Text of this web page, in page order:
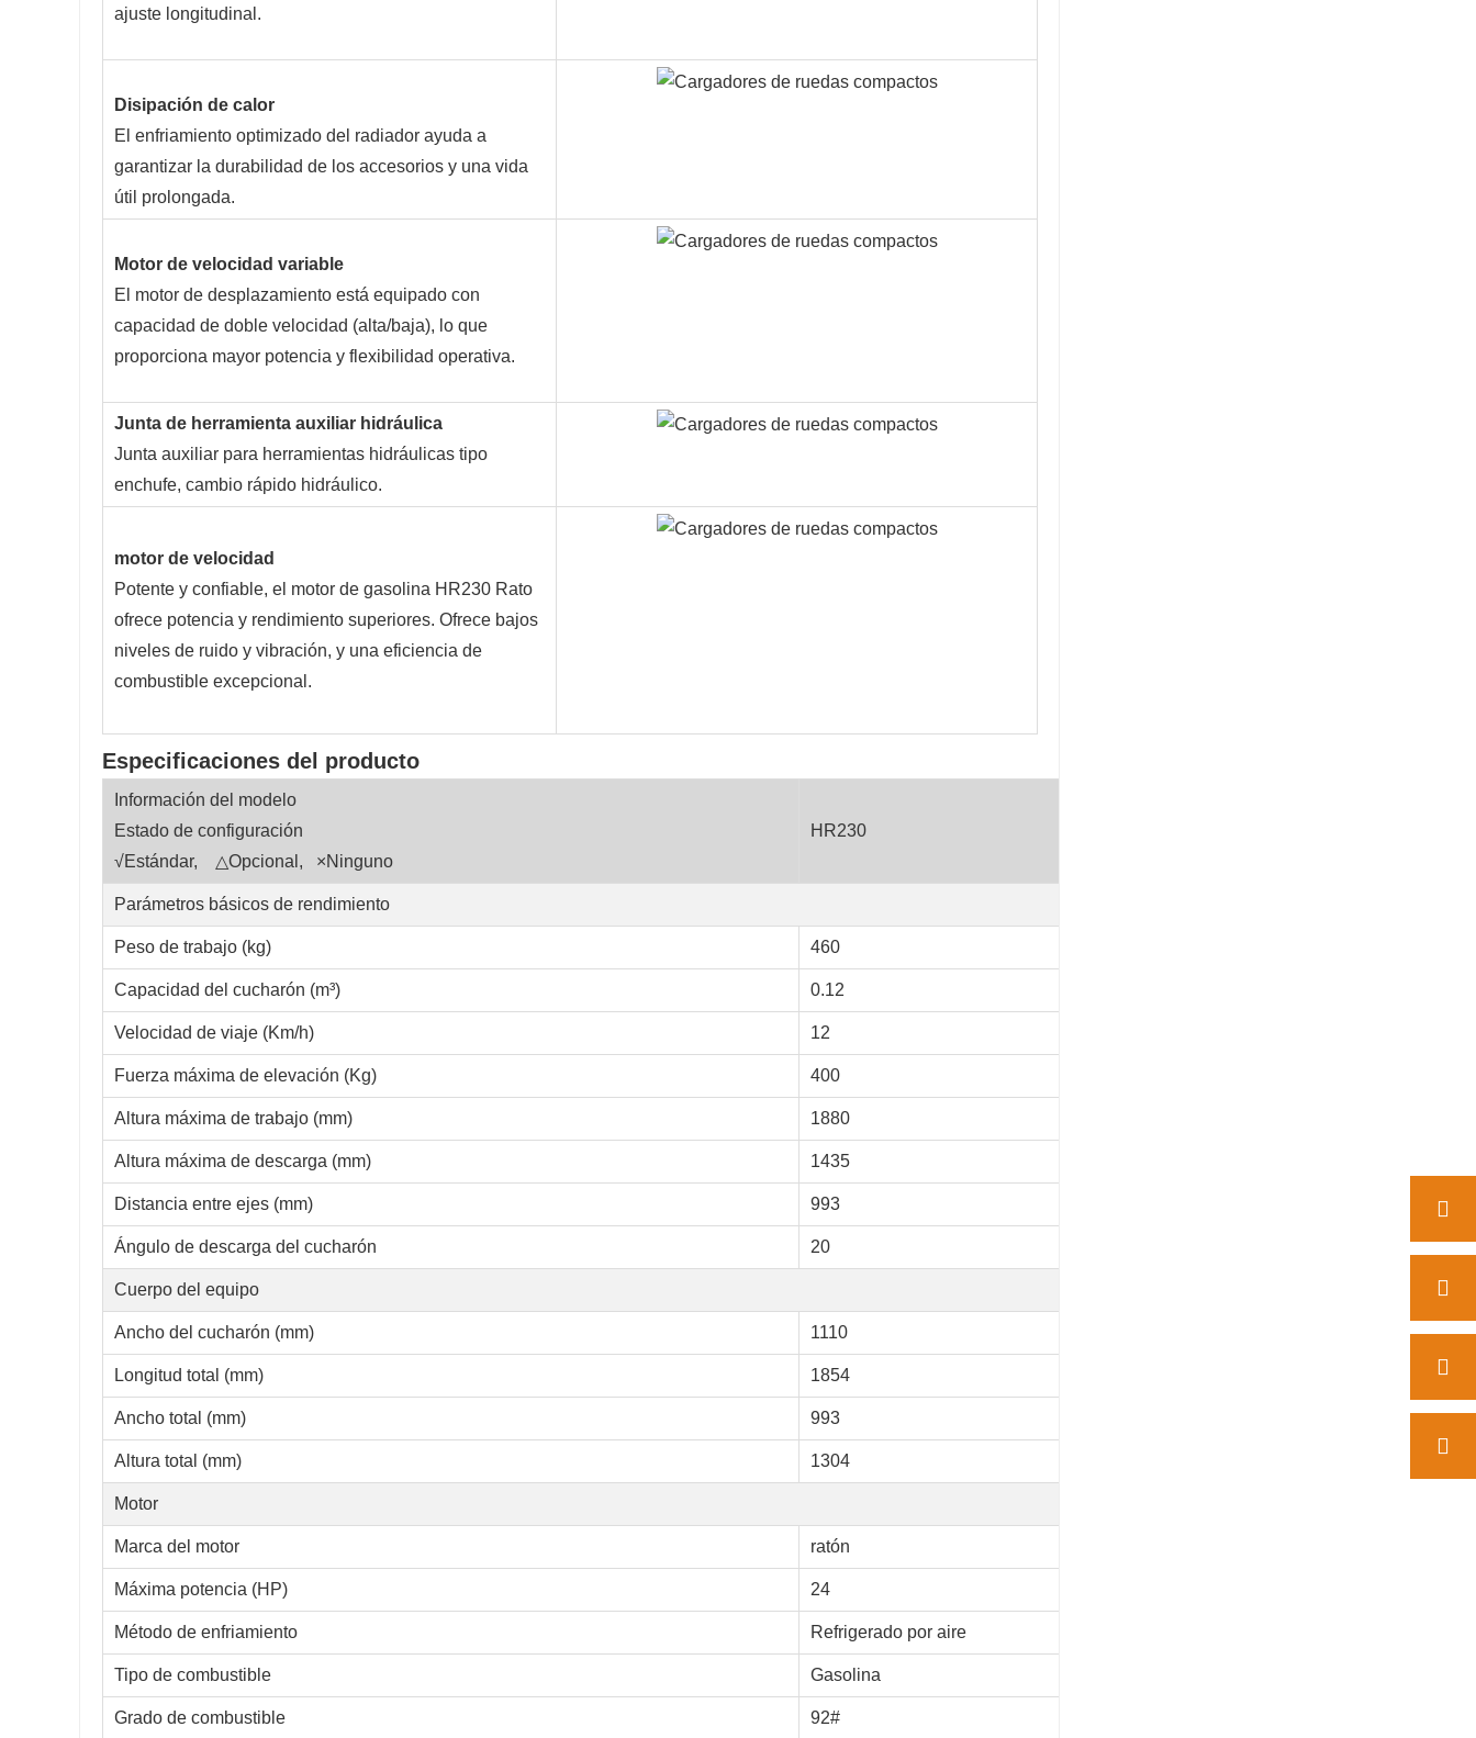
ajuste longitudinal.
Disipación de calor
El enfriamiento optimizado del radiador ayuda a
garantizar la durabilidad de los accesorios y una vida
útil prolongada.
Motor de velocidad variable
El motor de desplazamiento está equipado con
capacidad de doble velocidad (alta/baja), lo que
proporciona mayor potencia y flexibilidad operativa.
Junta de herramienta auxiliar hidráulica
Junta auxiliar para herramientas hidráulicas tipo
enchufe, cambio rápido hidráulico.
motor de velocidad
Potente y confiable, el motor de gasolina HR230 Rato
ofrece potencia y rendimiento superiores. Ofrece bajos
niveles de ruido y vibración, y una eficiencia de
combustible excepcional.
Especificaciones del producto
Información del modelo
Estado de configuración
√Estándar, △Opcional, ×Ninguno
HR230
Parámetros básicos de rendimiento
Peso de trabajo (kg) 460
Capacidad del cucharón (m³) 0.12
Velocidad de viaje (Km/h) 12
Fuerza máxima de elevación (Kg) 400
Altura máxima de trabajo (mm) 1880
Altura máxima de descarga (mm) 1435
Distancia entre ejes (mm) 993
Ángulo de descarga del cucharón 20
Cuerpo del equipo
Ancho del cucharón (mm) 1110
Longitud total (mm) 1854
Ancho total (mm) 993
Altura total (mm) 1304
Motor
Marca del motor ratón
Máxima potencia (HP) 24
Método de enfriamiento Refrigerado por aire
Tipo de combustible Gasolina
Grado de combustible 92#